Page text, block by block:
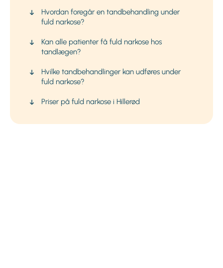
Hvordan foregår en tandbehandling under
fuld narkose?
Kan alle patienter få fuld narkose hos
tandlægen?
Hvilke tandbehandlinger kan udføres under
fuld narkose?
Priser på fuld narkose i Hillerød